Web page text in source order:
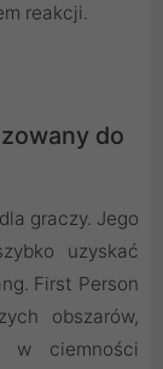
reakcji.
do
graczy. Jego
uzyskać
First Person
obszarów,
w ciemności